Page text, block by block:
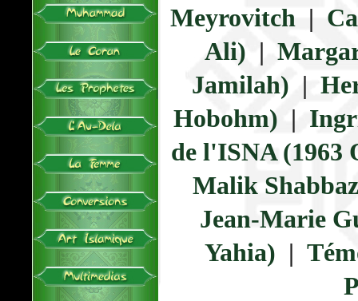
Meyrovitch |
Ali) |
Jamilah) |
Hobohm) |
de l'ISNA (1963
Malik
Jean-Marie
Yahia) |